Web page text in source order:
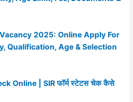
2025: Online Apply For
Qualification, Age & Selection
Online | SIR फॉर्म स्टेटस चेक कैसे